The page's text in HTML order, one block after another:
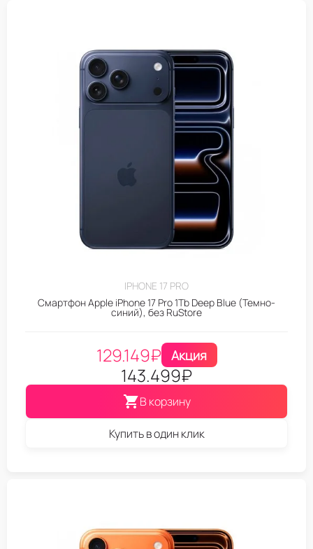
IPHONE 17 PRO
Смартфон Apple iPhone 17 Pro 1Tb Deep Blue (Темно-
синий), без RuStore
129.149₽ Акция
143.499₽
В корзину
Купить в один клик